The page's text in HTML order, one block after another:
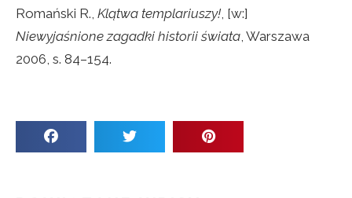
Romański R., Klątwa templariuszy! , [w:]
Niewyjaśnione zagadki historii świata , Warszawa
2006, s. 84–154.